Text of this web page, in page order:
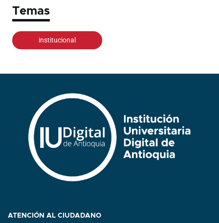
Temas
institucional
ATENCIÓN AL CIUDADANO